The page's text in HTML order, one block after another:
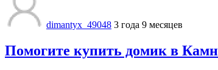
dimantyx_49048 3 года 9 месяцев
Помогите купить домик в